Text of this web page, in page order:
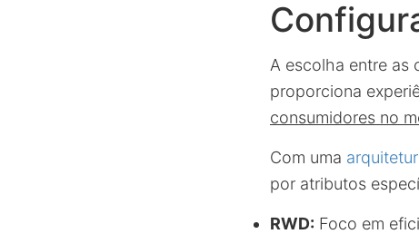
A escolha entre as
proporciona
consumidores no
Com uma
por atributos
RWD: Foco em